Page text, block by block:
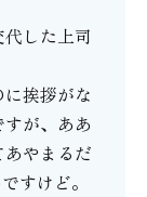
した上司
挨拶がな
が、ああ
やまるだ
すけど。